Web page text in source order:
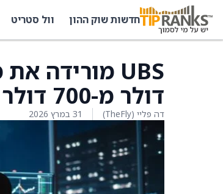
חדשות שוק ההון וול סטריט
דולר מ-700 דולר
דה פליי (TheFly) 31 במרץ 2026